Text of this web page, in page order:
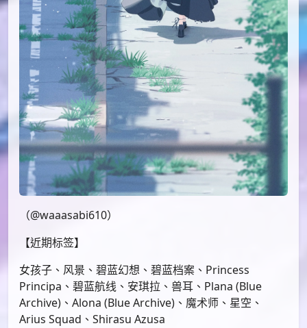
（@waaasabi610）
【近期标签】
女孩子、风景、碧蓝幻想、碧蓝档案、Princess
Principa、碧蓝航线、安琪拉、兽耳、Plana (Blue
Archive)、Alona (Blue Archive)、魔术师、星空、
Arius Squad、Shirasu Azusa